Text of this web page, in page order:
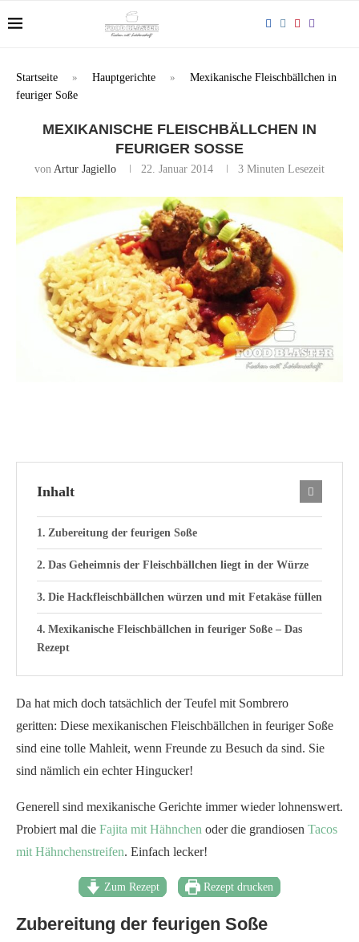
Startseite » Hauptgerichte »
Mexikanische Fleischbällchen in
feuriger Soße
MEXIKANISCHE FLEISCHBÄLLCHEN IN
FEURIGER SOSSE
von Artur Jagiello 22. Januar 2014 3 Minuten Lesezeit
Inhalt
Zubereitung der feurigen Soße
Das Geheimnis der Fleischbällchen liegt in der Würze
Die Hackfleischbällchen würzen und mit Fetakäse füllen
Mexikanische Fleischbällchen in feuriger Soße – Das
Rezept
Da hat mich doch tatsächlich der Teufel mit Sombrero
geritten: Diese mexikanischen Fleischbällchen in feuriger Soße
sind eine tolle Mahleit, wenn Freunde zu Besuch da sind. Sie
sind nämlich ein echter Hingucker!
Generell sind mexikanische Gerichte immer wieder lohnenswert.
Probiert mal die Fajita mit Hähnchen oder die grandiosen Tacos
mit Hähnchenstreifen. Einfach lecker!
Zum Rezept Rezept drucken
Zubereitung der feurigen Soße